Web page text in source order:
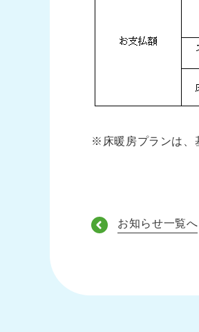
※床暖房プランは、
お知らせ一覧へ